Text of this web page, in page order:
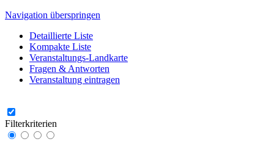
Navigation überspringen
Detaillierte Liste
Kompakte Liste
Veranstaltungs-Landkarte
Fragen & Antworten
Veranstaltung eintragen
Filterkriterien